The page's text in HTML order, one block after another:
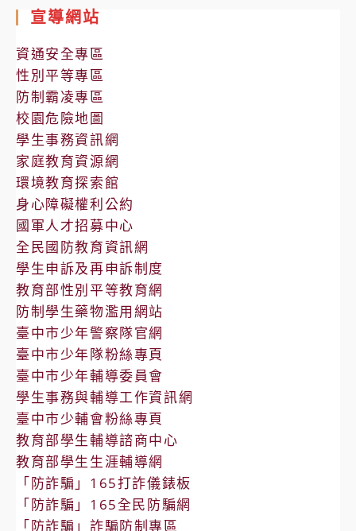
公
告
宣導網站
資通安全專區
性別平等專區
防制霸凌專區
校園危險地圖
學生事務資訊網
家庭教育資源網
環境教育探索館
身心障礙權利公約
國軍人才招募中心
全民國防教育資訊網
學生申訴及再申訴制度
教育部性別平等教育網
防制學生藥物濫用網站
臺中市少年警察隊官網
臺中市少年隊粉絲專頁
臺中市少年輔導委員會
學生事務與輔導工作資訊網
臺中市少輔會粉絲專頁
教育部學生輔導諮商中心
教育部學生生涯輔導網
「防詐騙」165打詐儀錶板
「防詐騙」165全民防騙網
「防詐騙」詐騙防制專區